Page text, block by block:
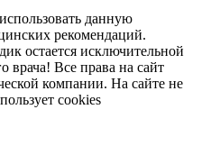
данную
рекомендаций.
остается исключительной
врача! Все права на сайт
компании. На сайте не
cookies